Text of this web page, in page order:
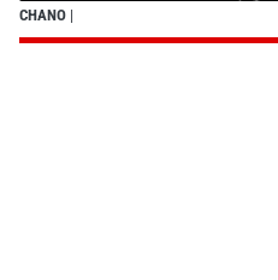
CHANO |